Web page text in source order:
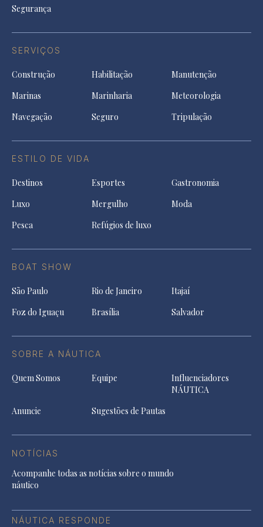
Segurança
SERVIÇOS
Construção Habilitação
Manutenção
Marinas
Marinharia
Meteorologia
Navegação
Seguro Tripulação
ESTILO DE VIDA
Destinos Esportes
Gastronomia
Luxo
Mergulho
Moda
Pesca
Refúgios de luxo
BOAT SHOW
São Paulo Rio de Janeiro
Itajaí
Foz do Iguaçu
Brasília Salvador
SOBRE A NÁUTICA
Quem Somos Equipe
Influenciadores
NÁUTICA
Anuncie
Sugestões de Pautas
NOTÍCIAS
Acompanhe todas as notícias sobre o mundo
náutico
NÁUTICA RESPONDE